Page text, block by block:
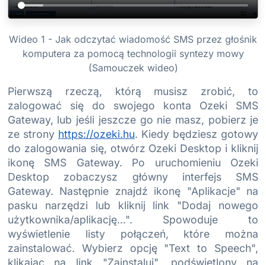
Wideo 1 - Jak odczytać wiadomość SMS przez głośnik
komputera za pomocą technologii syntezy mowy
(Samouczek wideo)
Pierwszą rzeczą, którą musisz zrobić, to
zalogować się do swojego konta Ozeki SMS
Gateway, lub jeśli jeszcze go nie masz, pobierz je
ze strony https://ozeki.hu. Kiedy będziesz gotowy
do zalogowania się, otwórz Ozeki Desktop i kliknij
ikonę SMS Gateway. Po uruchomieniu Ozeki
Desktop zobaczysz główny interfejs SMS
Gateway. Następnie znajdź ikonę "Aplikacje" na
pasku narzędzi lub kliknij link "Dodaj nowego
użytkownika/aplikację...". Spowoduje to
wyświetlenie listy połączeń, które można
zainstalować. Wybierz opcję "Text to Speech",
klikając na link "Zainstaluj", podświetlony na